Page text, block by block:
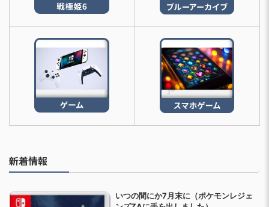
新着情報
いつの間にか7月末に（ポケモンレジェ